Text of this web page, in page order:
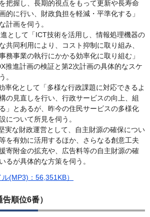
把握し、長期的視点をもって更新や長寿命
的に行い、財政負担を軽減・平準化する」
計画を伺う。
進として「ICT技術を活用し、情報処理機器の
共同利用により、コスト抑制に取り組み、
務事業の執行にかかる効率化に取り組む」
推進計画の検証と第2次計画の具体的なスケ
。
率化として「多様な行政課題に対応できるよ
の見直しを行い、行政サービスの向上、組
」とあるが、昨今の住民サービスの多様化
について所見を伺う。
実な財政運営として、自主財源の確保につい
を有効に活用するほか、さらなる創意工夫
寄附金の拡充や、広告料等の自主財源の確
るが具体的な方策を伺う。
(MP3)：56,351KB）
順位6番）